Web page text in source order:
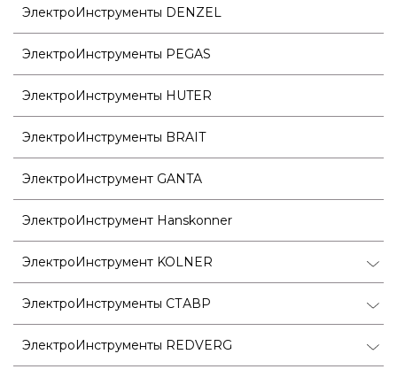
ЭлектроИнструменты DENZEL
ЭлектроИнструменты PEGAS
ЭлектроИнструменты HUTER
ЭлектроИнструменты BRAIT
ЭлектроИнструмент GANTA
ЭлектроИнструмент Hanskonner
ЭлектроИнструмент KOLNER
ЭлектроИнструменты СТАВР
ЭлектроИнструменты REDVERG